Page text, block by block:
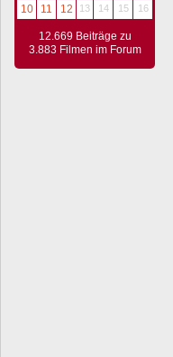
10
11 12 13 14 15 16
12.669 Beiträge zu
3.883 Filmen im Forum